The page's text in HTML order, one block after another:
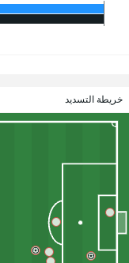
خريطة التسديد